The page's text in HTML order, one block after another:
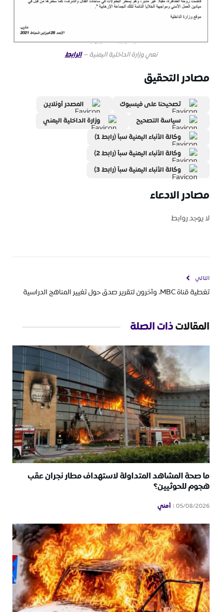
نعي وزارة الداخلية اليمنية –الرابط
مصادر التحقيق
تصحيحنا على فيسبوك
المصدر أونلاين
سياسة التصحيح
وزارة الداخلية اليمني
وكالة الأنباء اليمنية سبأ (رابط 1)
وكالة الأنباء اليمنية سبأ (رابط 2)
وكالة الأنباء اليمنية سبأ (رابط 3)
مصادر الادعاء
لا يوجد روابط
التالي
تغطية قناة MBC، وآخرون لتقرير صدق حول تغيير المناهج الدراسية
المقالاتذات الصلة
ما صحة المشاهد المتداولة لاستهداف مطار نجران عقب
هجوم للحوثيين؟
05/08/2026 أمني